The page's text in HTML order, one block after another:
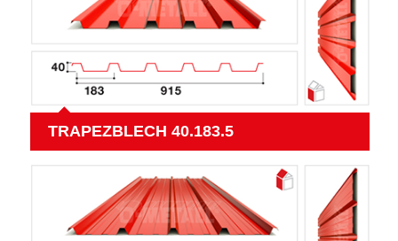
TRAPEZBLECH 40.183.5